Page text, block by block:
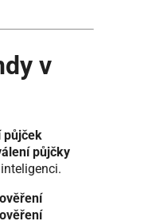
v
půjček
půjčky
ověření